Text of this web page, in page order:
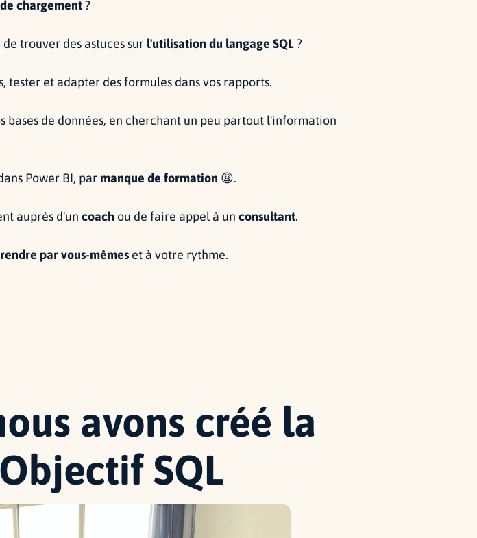
chargement?
trouver des astuces sur l'utilisation du langage SQL?
tester et adapter des formules dans vos rapports.
bases de données, en cherchant un peu partout l'information
Power BI, parmanque de formation 😩.
auprès d'un coach ou de faire appel à un consultant.
par vous-mêmes et à votre rythme.
avons créé la
SQL